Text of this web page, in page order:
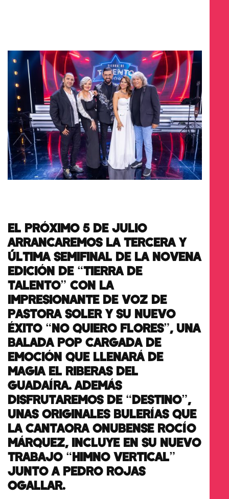
EL PRÓXIMO 5 DE JULIO
ARRANCAREMOS LA TERCERA Y
ÚLTIMA SEMIFINAL DE LA NOVENA
EDICIÓN DE “TIERRA DE
TALENTO” CON LA
IMPRESIONANTE DE VOZ DE
PASTORA SOLER Y SU NUEVO
ÉXITO “NO QUIERO FLORES”, UNA
BALADA POP CARGADA DE
EMOCIÓN QUE LLENARÁ DE
MAGIA EL RIBERAS DEL
GUADAÍRA. ADEMÁS
DISFRUTAREMOS DE “DESTINO”,
UNAS ORIGINALES BULERÍAS QUE
LA CANTAORA ONUBENSE ROCÍO
MÁRQUEZ, INCLUYE EN SU NUEVO
TRABAJO “HIMNO VERTICAL”
JUNTO A PEDRO ROJAS
OGALLAR.